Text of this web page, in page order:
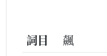
詞目
飆